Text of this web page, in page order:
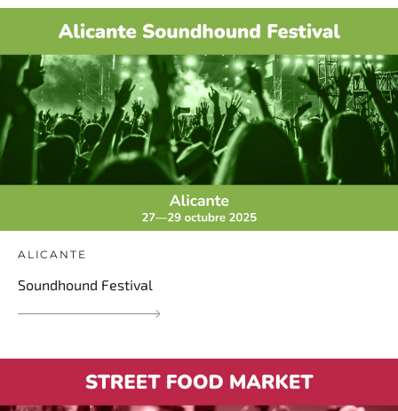
ALICANTE
Soundhound Festival